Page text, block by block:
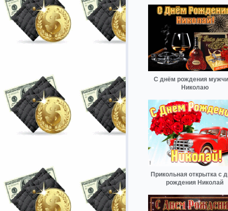
С днём рождения
Николаю
Прикольная открытка с
рождения Николай